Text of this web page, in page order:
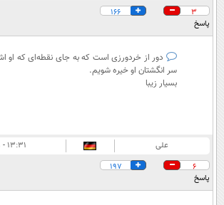
3
166
پاسخ
دور از خردورزی است که به جای نقطه‌ای که او
سر انگشتان او خیره شویم.
بسیار زیبا
علی
۱۳:۳۱ - ۱۳۹۴/۰۶/۰۹
6
197
پاسخ